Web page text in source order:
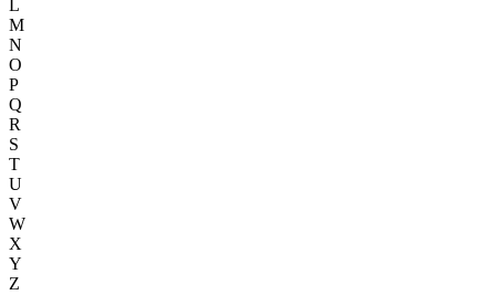
L
M
N
O
P
Q
R
S
T
U
V
W
X
Y
Z